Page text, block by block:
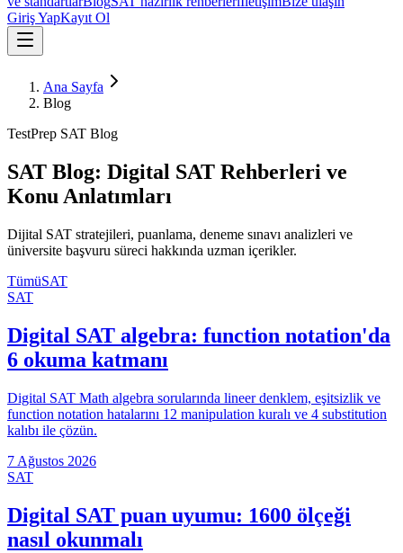
Giriş YapKayıt Ol
Ana Sayfa
Blog
TestPrep SAT Blog
SAT Blog: Digital SAT Rehberleri ve
Konu Anlatımları
Dijital SAT stratejileri, puanlama, deneme sınavı analizleri ve
üniversite başvuru süreci hakkında uzman içerikler.
TümüSAT
SAT
Digital SAT algebra: function notation'da
6 okuma katmanı
Digital SAT Math algebra sorularında lineer denklem, eşitsizlik ve
function notation hatalarını 12 manipulation kuralı ve 4 substitution
kalıbı ile çözün.
7 Ağustos 2026
SAT
Digital SAT puan uyumu: 1600 ölçeği
nasıl okunmalı